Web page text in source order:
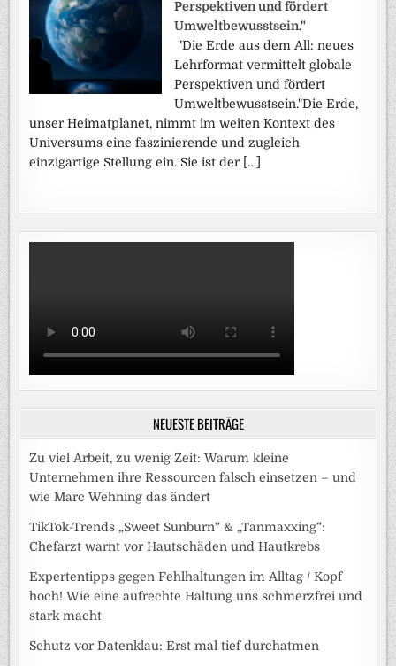
Perspektiven und fördert
Umweltbewusstsein."
"Die Erde aus dem All: neues
Lehrformat vermittelt globale
Perspektiven und fördert
Umweltbewusstsein."Die Erde,
unser Heimatplanet, nimmt im weiten Kontext des
Universums eine faszinierende und zugleich
einzigartige Stellung ein. Sie ist der […]
NEUESTE BEITRÄGE
Zu viel Arbeit, zu wenig Zeit: Warum kleine
Unternehmen ihre Ressourcen falsch einsetzen – und
wie Marc Wehning das ändert
TikTok-Trends „Sweet Sunburn“ & „Tanmaxxing“:
Chefarzt warnt vor Hautschäden und Hautkrebs
Expertentipps gegen Fehlhaltungen im Alltag / Kopf
hoch! Wie eine aufrechte Haltung uns schmerzfrei und
stark macht
Schutz vor Datenklau: Erst mal tief durchatmen